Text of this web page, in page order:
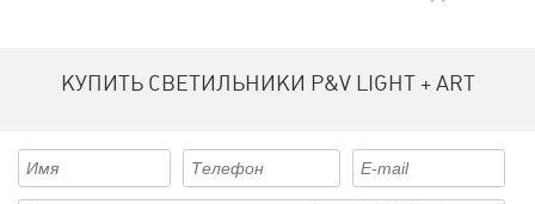
КУПИТЬ СВЕТИЛЬНИКИ P&V LIGHT + ART